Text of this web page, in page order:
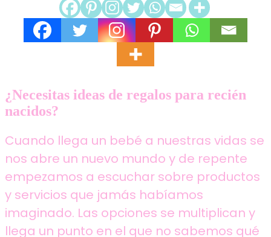
¿Necesitas ideas de regalos para recién
nacidos?
Cuando llega un bebé a nuestras vidas se
nos abre un nuevo mundo y de repente
empezamos a escuchar sobre productos
y servicios que jamás habíamos
imaginado. Las opciones se multiplican y
llega un punto en el que no sabemos qué